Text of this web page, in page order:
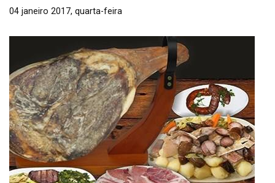
04 janeiro 2017, quarta-feira